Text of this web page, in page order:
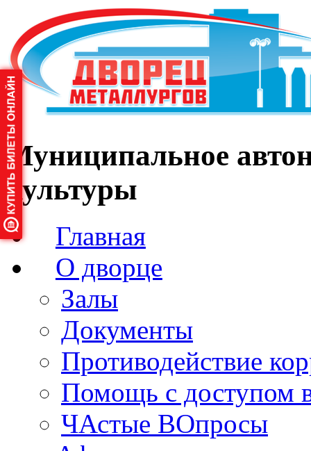
Муниципальное
культуры
Главная
О дворце
Залы
Документы
Противодействие
Помощь с доступом
ЧАстые ВОпросы